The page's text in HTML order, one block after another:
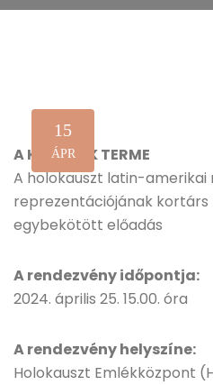
15
ÁPR
A KÖNYVEK TERME
A holokauszt latin-amerikai
reprezentációjának kortárs
egybekötött előadás
A rendezvény időpontja:
2024. április 25. 15.00. óra
A rendezvény helyszíne:
Holokauszt Emlékközpont